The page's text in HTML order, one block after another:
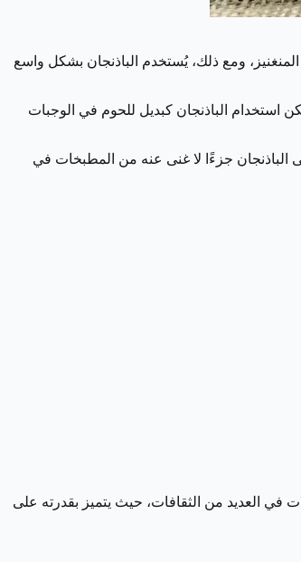
ومع ذلك، يُستخدم الباذنجان بشكل واسع
استخدام الباذنجان كبديل للحوم في الوجبات
الباذنجان جزءًا لا غنى عنه من المطبخات في
في العديد من الثقافات، حيث يتميز بقدرته على